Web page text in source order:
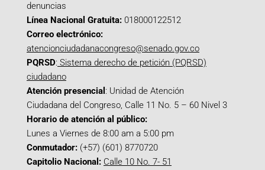
denuncias
Línea Nacional Gratuita: 018000122512
Correo electrónico:
atencionciudadanacongreso@senado.gov.co
PQRSD: Sistema derecho de petición (PQRSD)
ciudadano
Atención presencial : Unidad de Atención
Ciudadana del Congreso, Calle 11 No. 5 – 60 Nivel 3
Horario de atención al público:
Lunes a Viernes de 8:00 am a 5:00 pm
Conmutador: (+57) (601) 8770720
Capitolio Nacional: Calle 10 No. 7- 51